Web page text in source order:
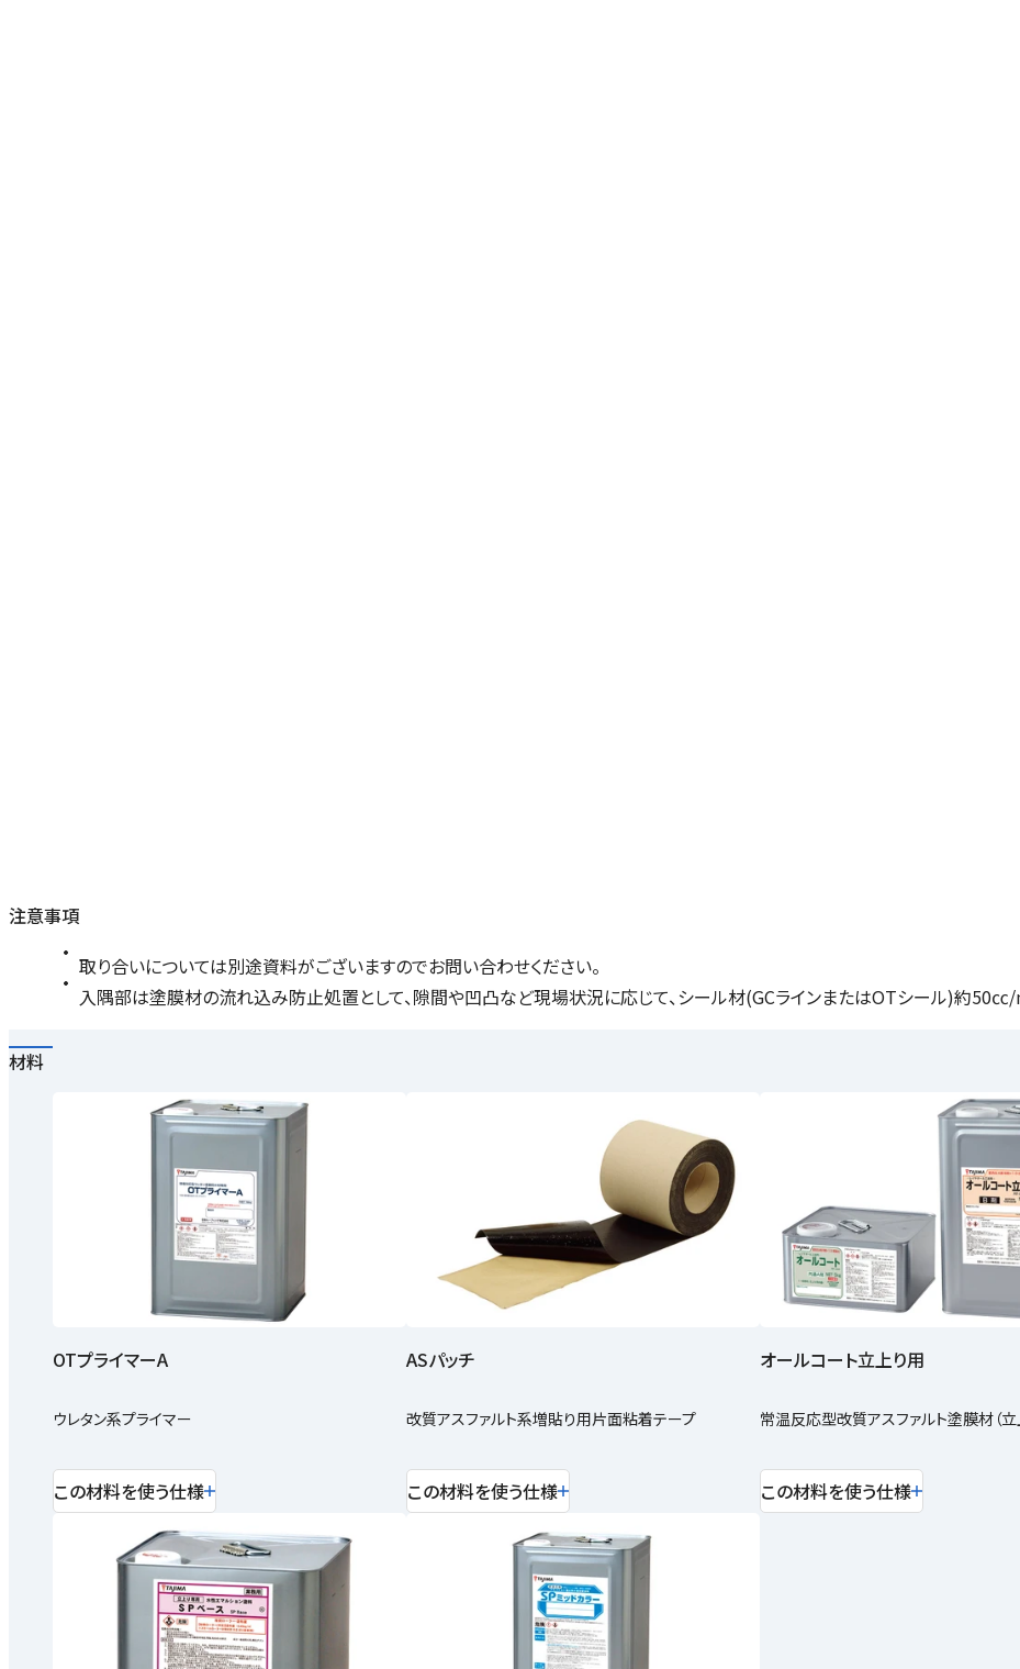
注意事項
取り合いについては別途資料がございますのでお問い合わせください。
入隅部は塗膜材の流れ込み防止処置として、隙間や凹凸など現場状況に応じて、シール材(GCラインまたはOTシール)約50㏄/
材料
OTプライマーA
ウレタン系プライマー
この材料を使う仕様
ASパッチ
改質アスファルト系増貼り用片面粘着テープ
この材料を使う仕様
オールコート立上り用
常温反応型改質アスファルト塗膜材（立
この材料を使う仕様